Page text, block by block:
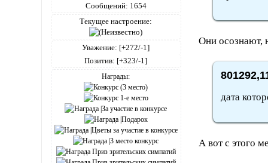
Сообщений: 1654
Текущее настроение:
Уважение: [+272/-1]
Позитив: [+323/-1]
Награды:
Они осознают,
дата
А вот с этого